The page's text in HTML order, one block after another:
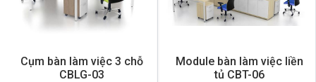
Cụm bàn làm việc 3 chỗ
CBLG-03
Module bàn làm việc liền
tủ CBT-06